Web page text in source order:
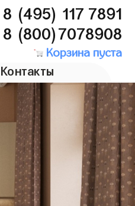
8 (495) 117 7891
8 (800)7078908
Корзина пуста
Контакты